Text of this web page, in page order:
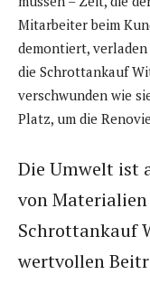
Mitarbeiter beim
demontiert,
die Schrottankauf
verschwunden wie
Platz, um die
Die Umwelt ist
von Materialien
Schrottankauf
wertvollen